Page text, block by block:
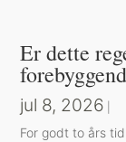
Er dette
jul 8, 2026
For godt to års